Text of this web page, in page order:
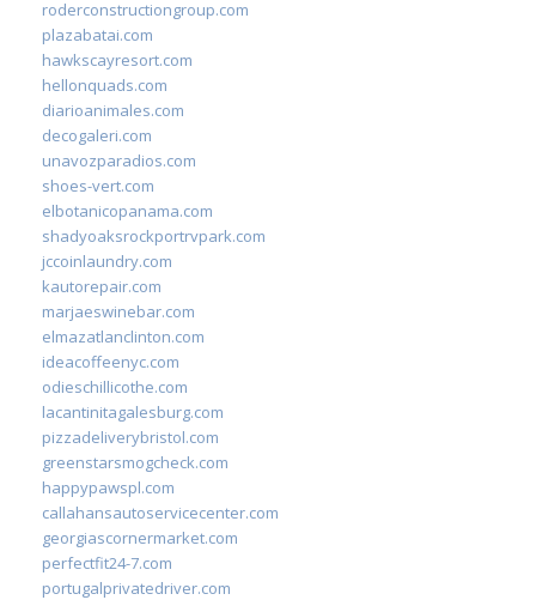
roderconstructiongroup.com
plazabatai.com
hawkscayresort.com
hellonquads.com
diarioanimales.com
decogaleri.com
unavozparadios.com
shoes-vert.com
elbotanicopanama.com
shadyoaksrockportrvpark.com
jccoinlaundry.com
kautorepair.com
marjaeswinebar.com
elmazatlanclinton.com
ideacoffeenyc.com
odieschillicothe.com
lacantinitagalesburg.com
pizzadeliverybristol.com
greenstarsmogcheck.com
happypawspl.com
callahansautoservicecenter.com
georgiascornermarket.com
perfectfit24-7.com
portugalprivatedriver.com